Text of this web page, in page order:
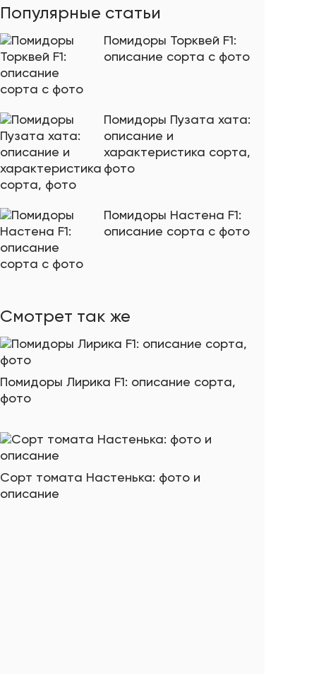
Популярные статьи
Помидоры Торквей F1:
описание сорта с фото
Помидоры Пузата хата:
описание и
характеристика сорта,
фото
Помидоры Настена F1:
описание сорта с фото
Смотрет так же
Помидоры Лирика F1: описание сорта,
фото
Сорт томата Настенька: фото и
описание